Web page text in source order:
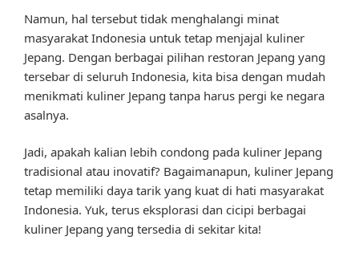
Namun, hal tersebut tidak menghalangi minat
masyarakat Indonesia untuk tetap menjajal kuliner
Jepang. Dengan berbagai pilihan restoran Jepang yang
tersebar di seluruh Indonesia, kita bisa dengan mudah
menikmati kuliner Jepang tanpa harus pergi ke negara
asalnya.
Jadi, apakah kalian lebih condong pada kuliner Jepang
tradisional atau inovatif? Bagaimanapun, kuliner Jepang
tetap memiliki daya tarik yang kuat di hati masyarakat
Indonesia. Yuk, terus eksplorasi dan cicipi berbagai
kuliner Jepang yang tersedia di sekitar kita!